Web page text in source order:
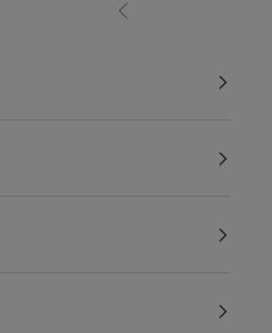
Précédent